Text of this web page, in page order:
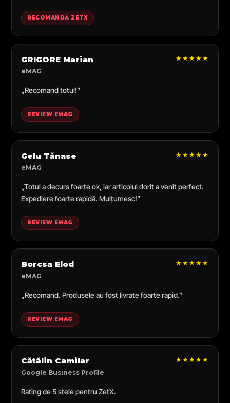
RECOMANDĂ ZETX
GRIGORE Marian
eMAG
★★★★★
„Recomand totul!”
REVIEW EMAG
Gelu Tănase
eMAG
★★★★★
„Totul a decurs foarte ok, iar articolul dorit a venit perfect.
Expediere foarte rapidă. Mulțumesc!”
REVIEW EMAG
Borcsa Elod
eMAG
★★★★★
„Recomand. Produsele au fost livrate foarte rapid.”
REVIEW EMAG
Cătălin Camilar
Google Business Profile
★★★★★
Rating de 5 stele pentru ZetX.